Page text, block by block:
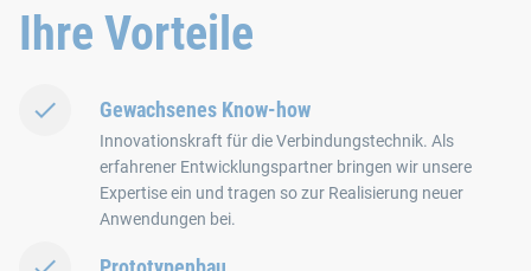
Ihre Vorteile
Gewachsenes Know-how
Innovationskraft für die Verbindungstechnik. Als
erfahrener Entwicklungspartner bringen wir unsere
Expertise ein und tragen so zur Realisierung neuer
Anwendungen bei.